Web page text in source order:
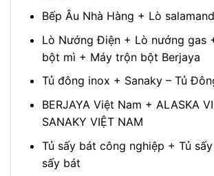
Bếp Âu Nhà Hàng + Lò
Lò Nướng Điện + Lò nướng gas
bột mì + Máy trộn bột Berjaya
Tủ đông inox + Sanaky – Tủ
BERJAYA Việt Nam + ALASKA
SANAKY VIỆT NAM
Tủ sấy bát công nghiệp + Tủ sấy
sấy bát